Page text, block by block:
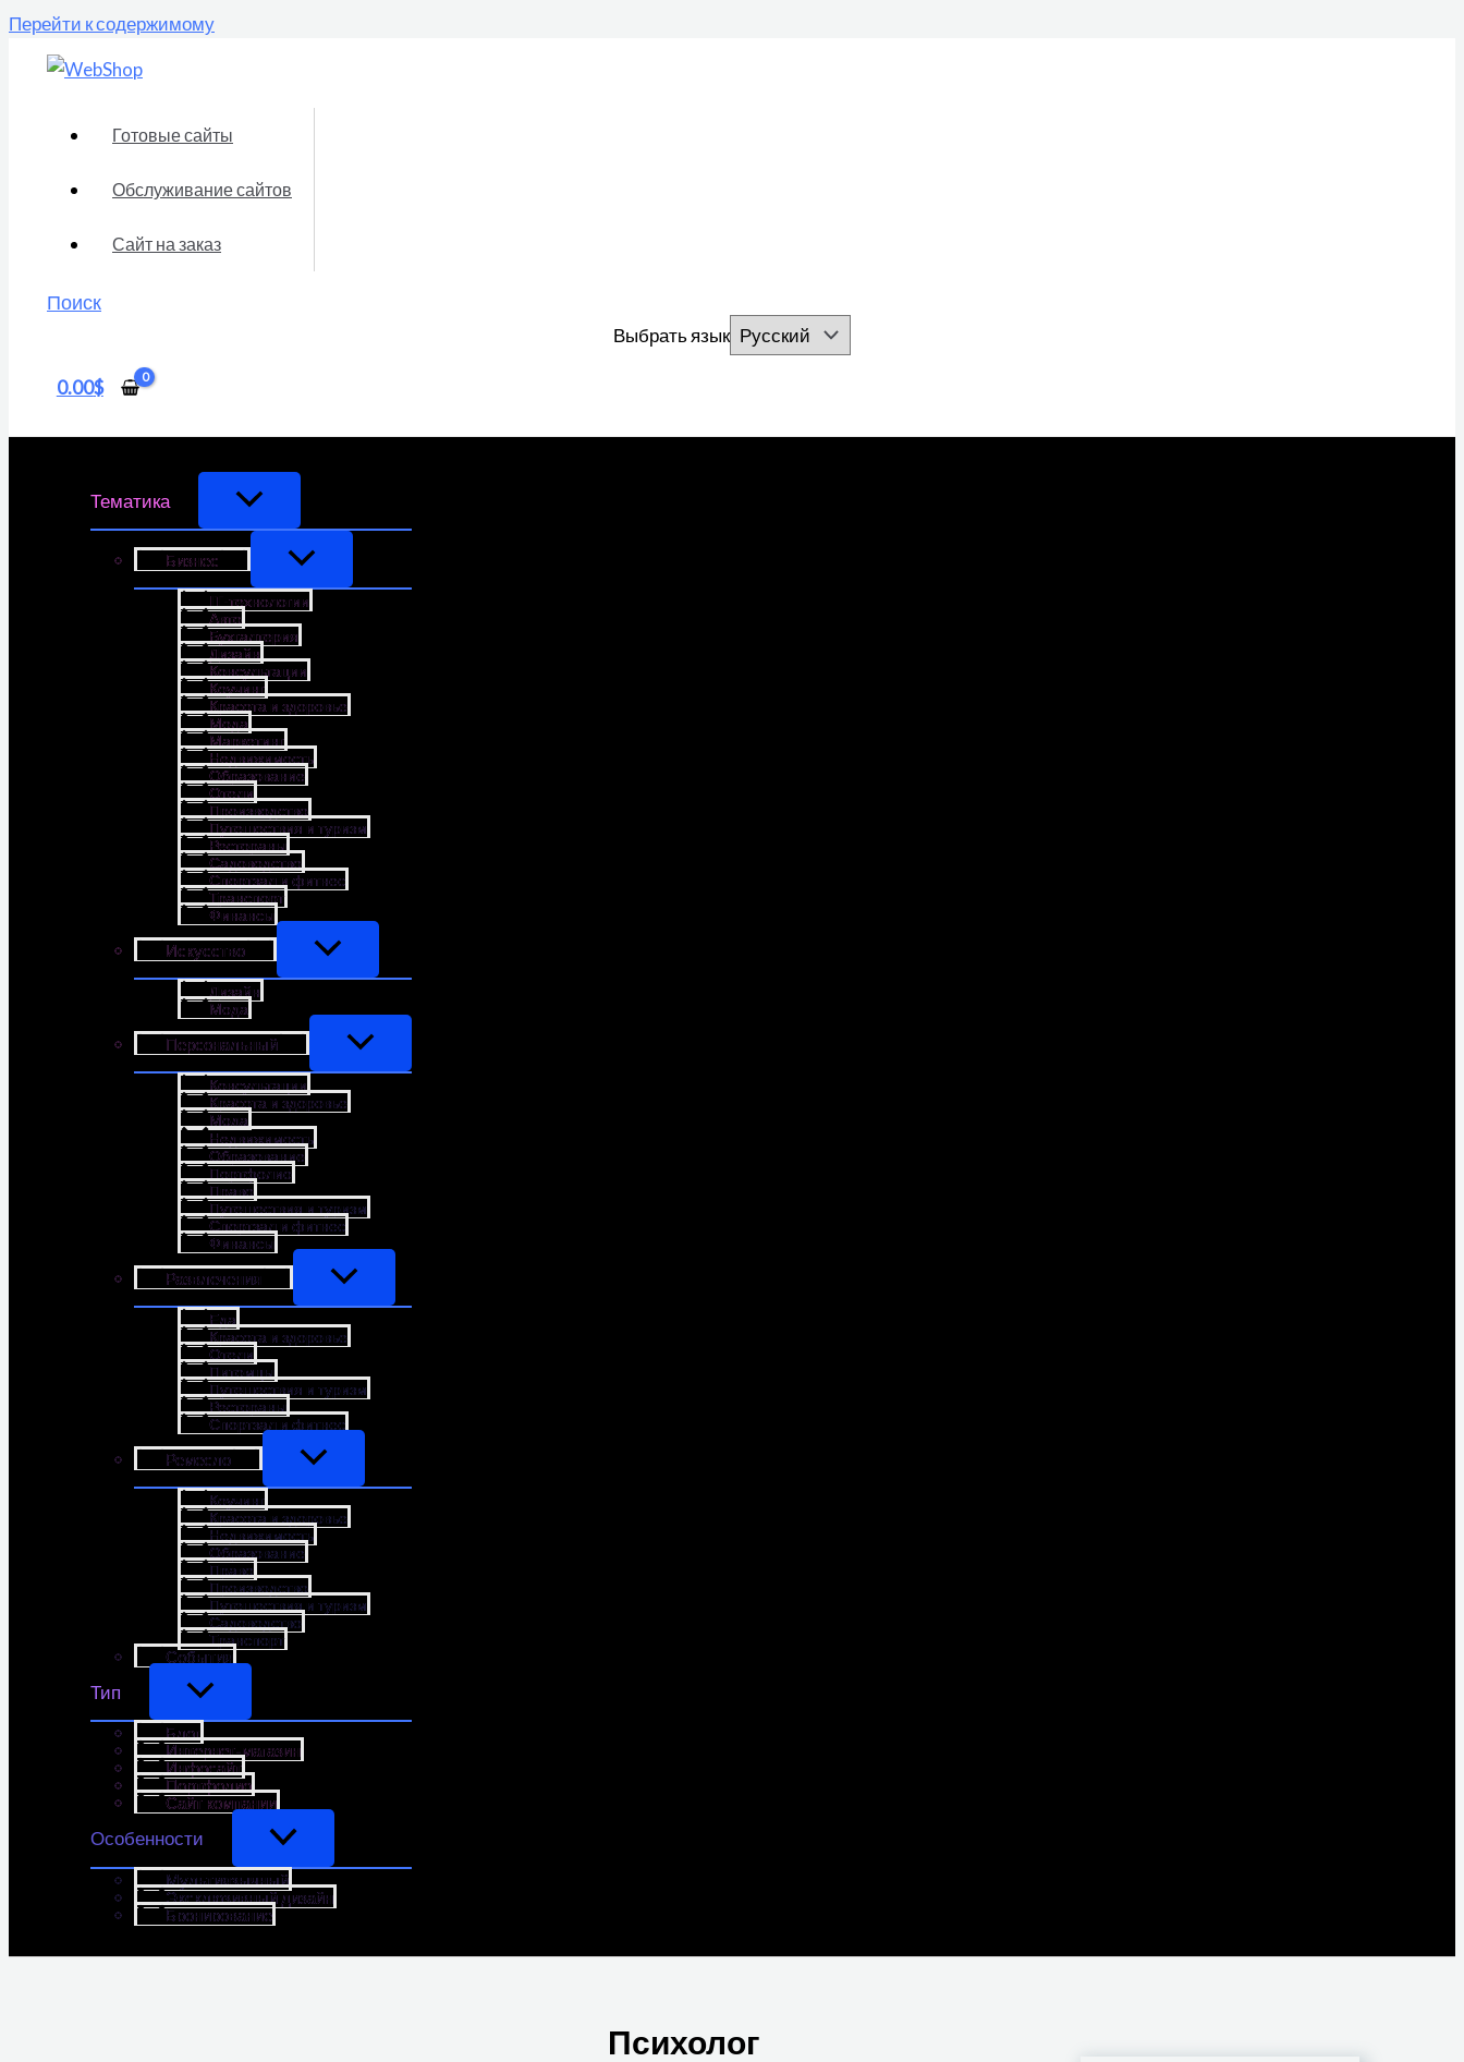
Перейти к содержимому
Готовые сайты
Обслуживание сайтов
Сайт на заказ
Поиск
Выбрать язык
0.00$
Тематика
Бизнес
IT-технологии
Авто
Бухгалтерия
Дизайн
Консультации
Коучинг
Красота и здоровье
Мода
Маркетинг
Недвижимость
Образование
Отели
Производство
Путешествия и туризм
Рестораны
Садоводство
Спортзал и фитнес
Транспорт
Финансы
Искусство
Дизайн
Мода
Персональный
Консультации
Красота и здоровье
Мода
Недвижимость
Образование
Портфолио
Право
Путешествия и туризм
Спортзал и фитнес
Финансы
Развлечения
Еда
Красота и здоровье
Отели
Питомцы
Путешествия и туризм
Рестораны
Спортзал и фитнес
Ремесло
Коучинг
Красота и здоровье
Недвижимость
Образование
Право
Производство
Путешествия и туризм
Садоводство
Транспорт
События
Тип
Блог
Интернет-магазин
Инфосайт
Портфолио
Сайт компании
Особенности
Мультиязычный
Эксклюзивный дизайн
Бронирование
Психолог